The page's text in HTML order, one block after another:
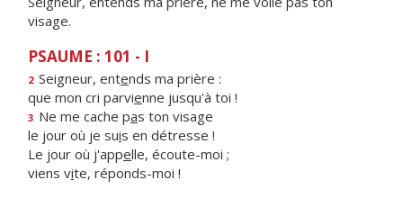
visage.
PSAUME : 101 - I
2 Seigneur, entends ma prière :
que mon cri parvienne jusqu'à toi !
3 Ne me cache pas ton visage
le jour où je suis en détresse !
Le jour où j'appelle, écoute-moi ;
viens vite, réponds-moi !